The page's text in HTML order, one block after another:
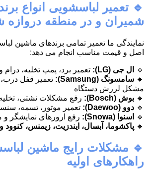
🔹 تعمیر لباسشویی انواع
شمیران و در منطقه دروازه
نمایندگی ما تعمیر تمامی برندهای ماشین
اصل و قیمت مناسب انجام می دهد:
🔹 ال جی (LG):
تعمیر برد، پمپ تخلیه،
🔹 سامسونگ (Samsung):
تعمیر قفل
مشکل لرزش دستگاه
🔹 بوش (Bosch):
رفع مشکلات نشتی،
🔹 دوو (Daewoo):
تعمیر موتور، تسمه،
🔹
اسنوا (Snowa):
رفع ارورهای نمایشگر
🔹 پاکشوما، آبسال، ایندزیت، زیمنس، کنوود
🔹 مشکلات رایج ماشین
راهکارهای اولیه